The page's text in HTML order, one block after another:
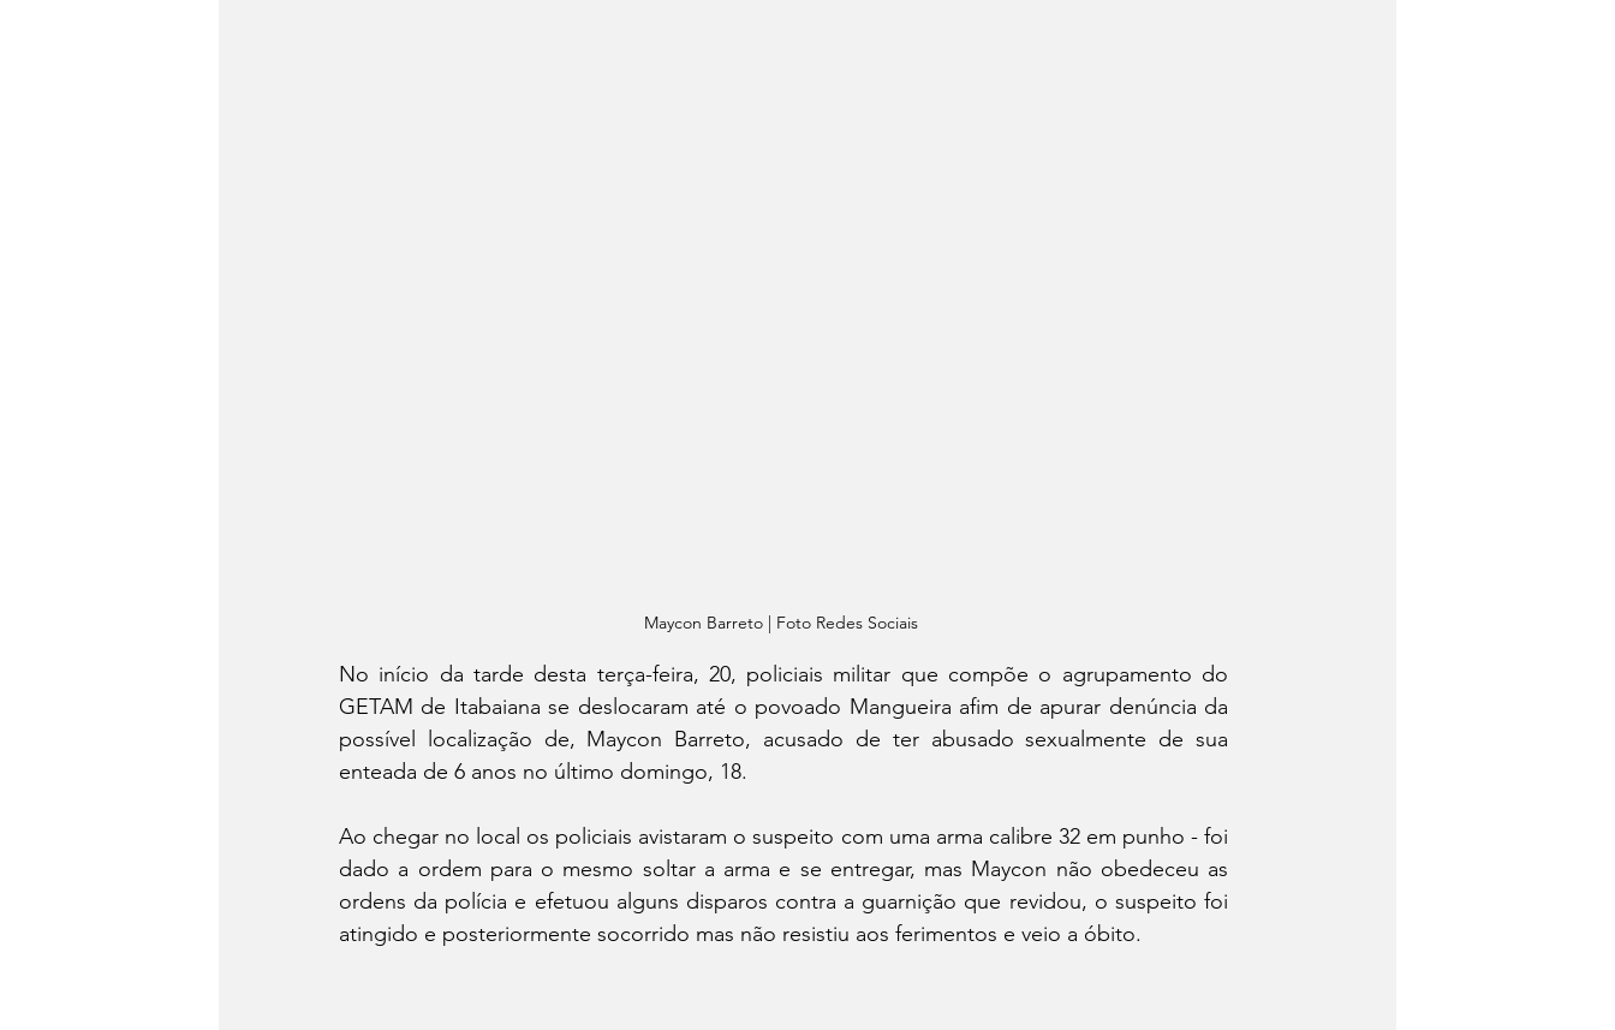
Maycon Barreto | Foto Redes Sociais
No início da tarde desta terça-feira, 20, policiais militar que compõe o agrupamento do
GETAM de Itabaiana se deslocaram até o povoado Mangueira afim de apurar denúncia da
possível localização de, Maycon Barreto, acusado de ter abusado sexualmente de sua
enteada de 6 anos no último domingo, 18.
Ao chegar no local os policiais avistaram o suspeito com uma arma calibre 32 em punho - foi
dado a ordem para o mesmo soltar a arma e se entregar, mas Maycon não obedeceu as
ordens da polícia e efetuou alguns disparos contra a guarnição que revidou, o suspeito foi
atingido e posteriormente socorrido mas não resistiu aos ferimentos e veio a óbito.